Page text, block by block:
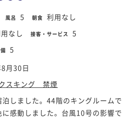
風呂 5 朝食 利用なし
なし 接客・サービス 5
5
月30日
スキング 禁煙
しました。44階のキングルームで
感動しました。台風10号の影響で